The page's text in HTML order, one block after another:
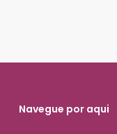
Navegue por aqui